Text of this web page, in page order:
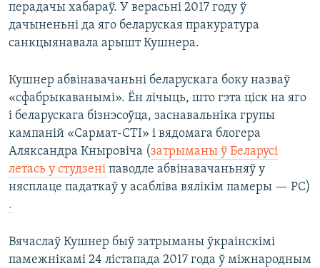
перадачы хабараў. У верасьні 2017 году ў
дачыненьні да яго беларуская пракуратура
санкцыянавала арышт Кушнера.
Кушнер абвінавачаньні беларускага боку назваў
«сфабрыкаванымі». Ён лічыць, што гэта ціск на яго
і беларускага бізнэсоўца, заснавальніка групы
кампаній «Сармат-СТІ» і вядомага блогера
Аляксандра Кныровіча (затрыманы ў Беларусі
летась у студзені паводле абвінавачаньняў у
нясплаце падаткаў у асабліва вялікім памеры — РС)​
.
Вячаслаў Кушнер быў затрыманы ўкраінскімі
памежнікамі 24 лістапада 2017 года ў міжнародным